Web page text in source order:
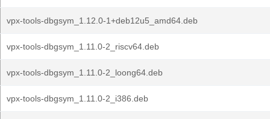
vpx-tools-dbgsym_1.12.0-1+deb12u5_amd64.deb
vpx-tools-dbgsym_1.11.0-2_riscv64.deb
vpx-tools-dbgsym_1.11.0-2_loong64.deb
vpx-tools-dbgsym_1.11.0-2_i386.deb